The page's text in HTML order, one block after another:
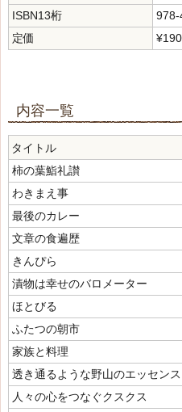
ISBN13桁
978-
定価
内容一覧
タイトル
柿の葉鮨礼讃
わきまえ事
最後のカレー
文章の食遍歴
きんぴら
漬物は幸せのバロメーター
ほとびる
ふたつの朝市
家族と料理
透き通るような野山のエッセン
人々の心をつなぐクスクス